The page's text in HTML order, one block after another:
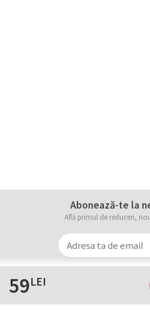
59LEI
Abonează-te la
Află primul de reduceri,